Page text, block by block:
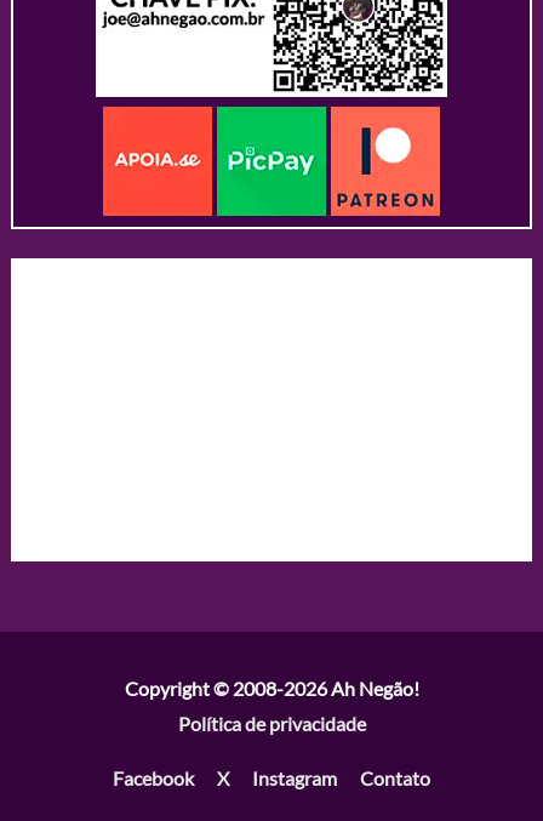
Copyright © 2008-2026Ah Negão!
Política de privacidade
Facebook X Instagram Contato